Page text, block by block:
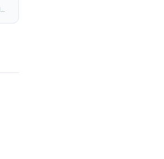
La France Insoumise, Colombes Populaire